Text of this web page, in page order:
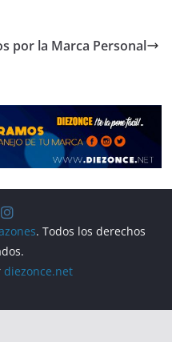
arpor la Marca Personal
. Todos los derechos
diezonce.net